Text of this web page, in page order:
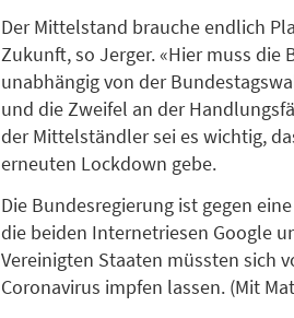
Der Mittelstand brauche endlich
Zukunft, so Jerger. «Hier muss die
unabhängig von der
und die Zweifel an der
der Mittelständler sei es wichtig,
erneuten Lockdown gebe.
Die Bundesregierung ist gegen
die beiden Internetriesen Google
Vereinigten Staaten müssten sich
Coronavirus impfen lassen. (Mit